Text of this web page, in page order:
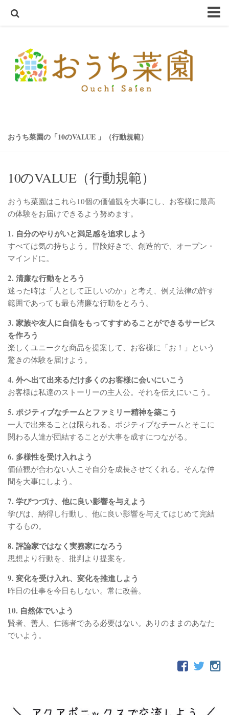
おうち菜園とは
SHOP
アクアスプラウトSV～さかな畑～
ハーブ栽培セット
オーガニック害虫忌避
軽量鉢
ベランダ用フェルト鉢
ガーデニンファニチャー
DIYアクアポニックス資材
さかな畑
アクアポニックス
ベジタブル
おうち菜園の「10のVALUE 」（行動規範）
10のVALUE（行動規範）
おうち菜園はこれら10個の価値観を大事にし、お客様に最高
の体験をお届けできるよう努めます。
1. 自分のやりがいと満足感を追求しよう
すべては気の持ちよう。冒険好きで、創造的で、オープン・
マインドに。
2. 清廉な行動をとろう
迷った時は「人として正しいのか」と考え、例え法律の許す
範囲であっても最も清廉な行動をとろう。
3. 家族や友人に自信をもってすすめることができるサービス
を作ろう
楽しくユニークな商品を提案して、お客様に「お！」という
驚きの体験を届けよう。
4. 外へ出て出来るだけ多くのお客様に会いにいこう
お客様は私達のストーリーの主人公。それを伝えにいこう。
5. ポジティブなチームとファミリー精神を築こう
一人で出来ることは限られる。ポジティブなチームとそこに
関わる人達が団結することが大事を成すにつながる。
6. 多様性を受け入れよう
価値観が合わない人こそ自分を成長させてくれる。そんな仲
間を大事にしよう。
7. 学びつづけ、他に良い影響を与えよう
学びは、納得し行動し、他に良い影響を与えてはじめて完結
するもの。
8. 評論家ではなく実務家になろう
思想より行動を、批判より提案を。
9. 変化を受け入れ、変化を推進しよう
昨日の仕事を今日もしない。常に改善。
10. 自然体でいよう
賢者、善人、仁徳者である必要はない。ありのままのあなた
でいよう。